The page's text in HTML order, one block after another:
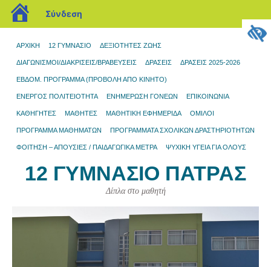
ΑΡΧΙΚΉ 12 ΓΥΜΝΆΣΙΟ ΔΕΞΙΟΤΗΤΕΣ ΖΩΗΣ
ΔΙΑΓΩΝΙΣΜΟΊ/ΔΙΑΚΡΊΣΕΙΣ/ΒΡΑΒΕΎΣΕΙΣ ΔΡΆΣΕΙΣ ΔΡΑΣΕΙΣ 2025-2026
ΕΒΔΟΜ. ΠΡΟΓΡΑΜΜΑ (ΠΡΟΒΟΛΉ ΑΠΌ ΚΙΝΗΤΌ)
ΕΝΕΡΓΟΣ ΠΟΛΙΤΕΙΟΤΗΤΑ ΕΝΗΜΈΡΩΣΗ ΓΟΝΈΩΝ ΕΠΙΚΟΙΝΩΝΊΑ
ΚΑΘΗΓΗΤΕΣ ΜΑΘΗΤΈΣ ΜΑΘΗΤΙΚΉ ΕΦΗΜΕΡΊΔΑ ΌΜΙΛΟΙ
ΠΡΌΓΡΑΜΜΑ ΜΑΘΗΜΆΤΩΝ ΠΡΟΓΡΆΜΜΑΤΑ ΣΧΟΛΙΚΏΝ ΔΡΑΣΤΗΡΙΟΤΉΤΩΝ
ΦΟΙΤΗΣΗ – ΑΠΟΥΣΙΕΣ / ΠΑΙΔΑΓΩΓΙΚΑ ΜΕΤΡΑ ΨΥΧΙΚΗ ΥΓΕΙΑ ΓΙΑ ΟΛΟΥΣ
12 ΓΥΜΝΆΣΙΟ ΠΆΤΡΑΣ
Δίπλα στο μαθητή
blogs.sch.gr
Σύνδεση